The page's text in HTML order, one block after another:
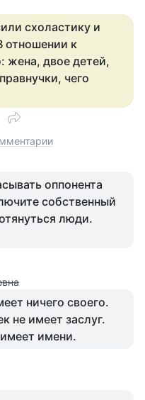
схоластику и
отношении к
жена, двое детей,
чего
оппонента
собственный
люди.
ничего своего.
не имеет заслуг.
имени.